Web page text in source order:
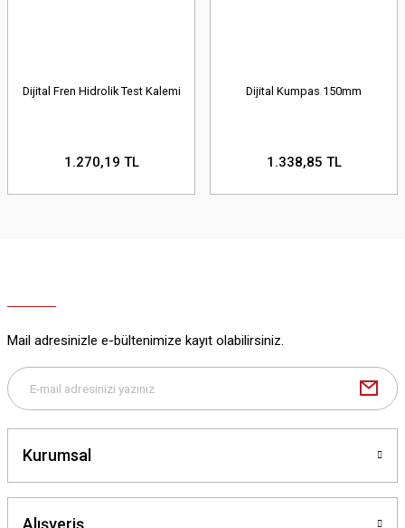
Dijital Fren Hidrolik Test Kalemi
1.270,19 TL
Dijital Kumpas 150mm
1.338,85 TL
Mail adresinizle e-bültenimize kayıt olabilirsiniz.
Kurumsal